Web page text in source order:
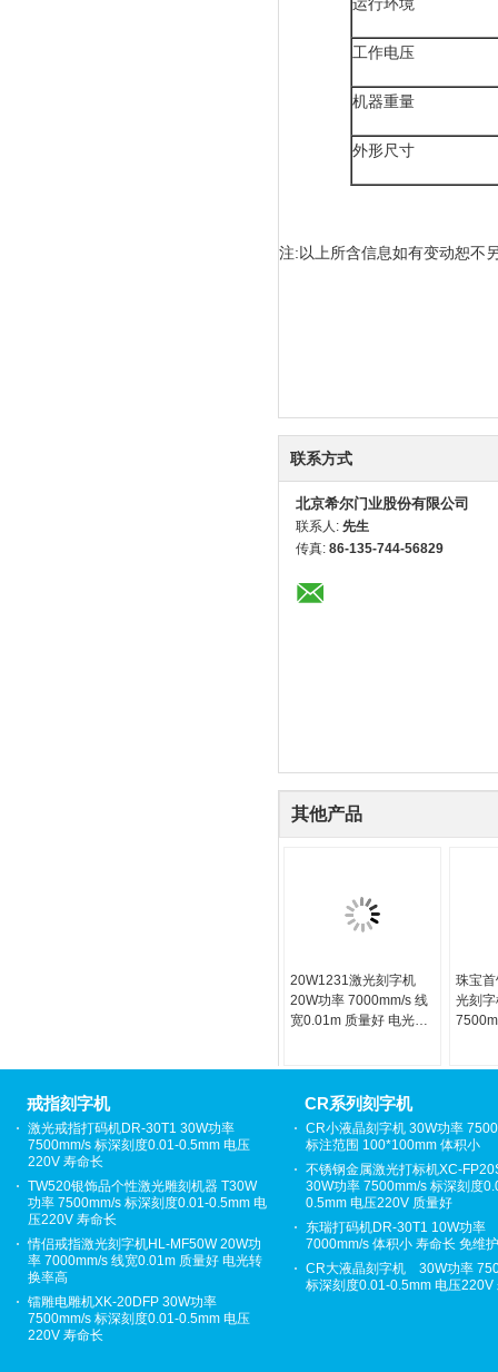
运行环境
工作电压
机器重量
外形尺寸
注:以上所含信息如有变动恕不
联系方式
北京希尔门业股份有限公司
联系人: 先生
传真: 86-135-744-56829
其他产品
20W1231激光刻字机
20W功率 7000mm/s 线
宽0.01m 质量好 电光转
珠宝
光刻
戒指刻字机
激光戒指打码机DR-30T1 30W功率
7500mm/s 标深刻度0.01-0.5mm 电压
220V 寿命长
TW520银饰品个性激光雕刻机器 T30W
功率 7500mm/s 标深刻度0.01-0.5mm 电
压220V 寿命长
情侣戒指激光刻字机HL-MF50W 20W功
率 7000mm/s 线宽0.01m 质量好 电光转
换率高
镭雕电雕机XK-20DFP 30W功率
7500mm/s 标深刻度0.01-0.5mm 电压
220V 寿命长
CR系列刻字机
CR小液晶刻字机 30W功率
标注范围 100*100mm 体积小
不锈钢金属激光打标机XC-
30W功率 7500mm/s 标深刻度
0.5mm 电压220V 质量好
东瑞打码机DR-30T1 10W功率
7000mm/s 体积小 寿命长 免维护
CR大液晶刻字机 30W功率
标深刻度0.01-0.5mm 电压220V